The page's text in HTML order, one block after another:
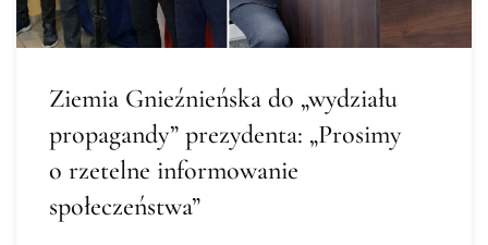
Ziemia Gnieźnieńska do „wydziału
propagandy” prezydenta: „Prosimy
o rzetelne informowanie
społeczeństwa”